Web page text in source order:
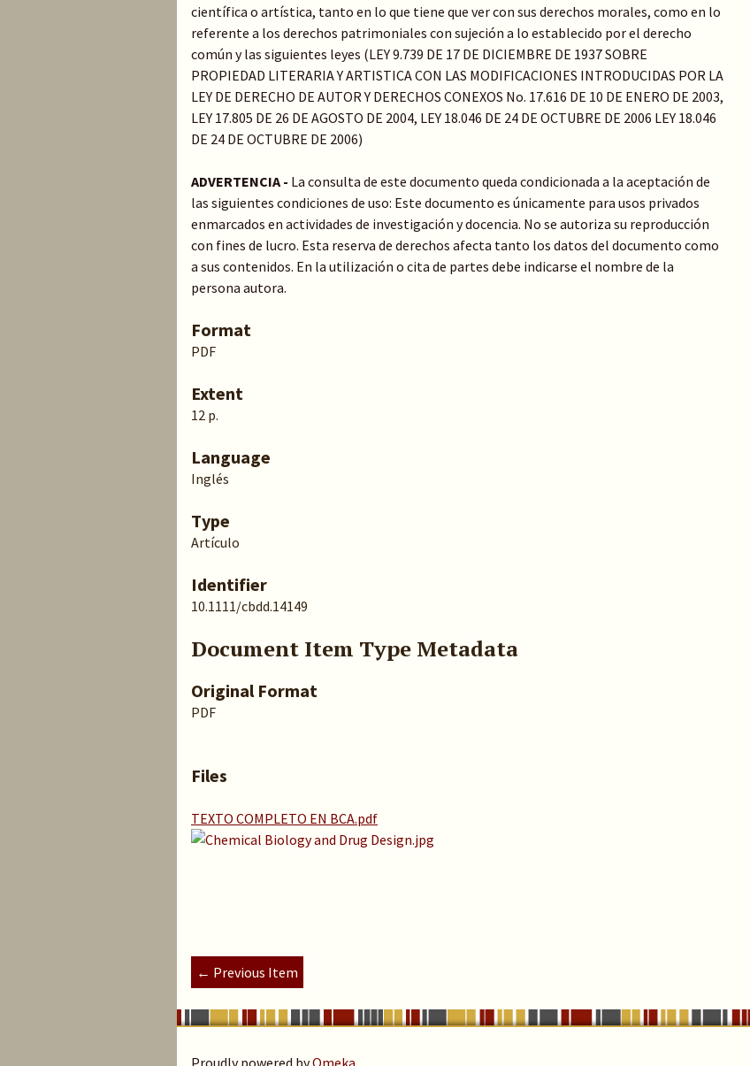
científica o artística, tanto en lo que tiene que ver con sus derechos morales, como en lo
referente a los derechos patrimoniales con sujeción a lo establecido por el derecho
común y las siguientes leyes (LEY 9.739 DE 17 DE DICIEMBRE DE 1937 SOBRE
PROPIEDAD LITERARIA Y ARTISTICA CON LAS MODIFICACIONES INTRODUCIDAS POR LA
LEY DE DERECHO DE AUTOR Y DERECHOS CONEXOS No. 17.616 DE 10 DE ENERO DE 2003,
LEY 17.805 DE 26 DE AGOSTO DE 2004, LEY 18.046 DE 24 DE OCTUBRE DE 2006 LEY 18.046
DE 24 DE OCTUBRE DE 2006)
ADVERTENCIA - La consulta de este documento queda condicionada a la aceptación de
las siguientes condiciones de uso: Este documento es únicamente para usos privados
enmarcados en actividades de investigación y docencia. No se autoriza su reproducción
con fines de lucro. Esta reserva de derechos afecta tanto los datos del documento como
a sus contenidos. En la utilización o cita de partes debe indicarse el nombre de la
persona autora.
Format
PDF
Extent
12 p.
Language
Inglés
Type
Artículo
Identifier
10.1111/cbdd.14149
Document Item Type Metadata
Original Format
PDF
Files
TEXTO COMPLETO EN BCA.pdf
← Previous Item
Proudly powered byOmeka